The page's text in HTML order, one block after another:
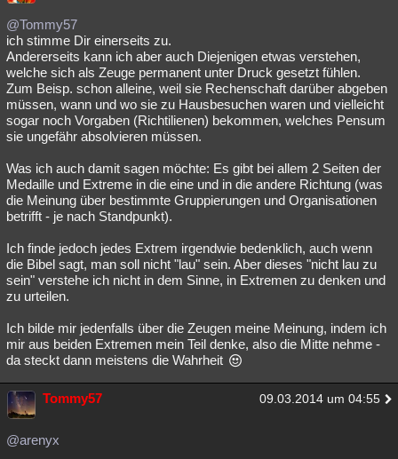
@Tommy57
ich stimme Dir einerseits zu.
Andererseits kann ich aber auch Diejenigen etwas verstehen,
welche sich als Zeuge permanent unter Druck gesetzt fühlen.
Zum Beisp. schon alleine, weil sie Rechenschaft darüber abgeben
müssen, wann und wo sie zu Hausbesuchen waren und vielleicht
sogar noch Vorgaben (Richtilienen) bekommen, welches Pensum
sie ungefähr absolvieren müssen.
Was ich auch damit sagen möchte: Es gibt bei allem 2 Seiten der
Medaille und Extreme in die eine und in die andere Richtung (was
die Meinung über bestimmte Gruppierungen und Organisationen
betrifft - je nach Standpunkt).
Ich finde jedoch jedes Extrem irgendwie bedenklich, auch wenn
die Bibel sagt, man soll nicht "lau" sein. Aber dieses "nicht lau zu
sein" verstehe ich nicht in dem Sinne, in Extremen zu denken und
zu urteilen.
Ich bilde mir jedenfalls über die Zeugen meine Meinung, indem ich
mir aus beiden Extremen mein Teil denke, also die Mitte nehme -
da steckt dann meistens die Wahrheit
Tommy57 09.03.2014 um 04:55
@arenyx